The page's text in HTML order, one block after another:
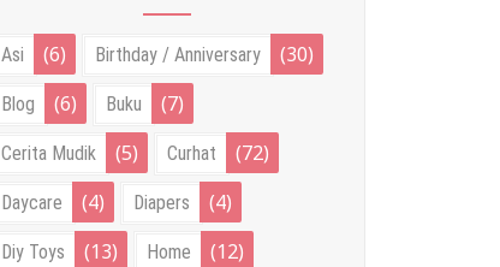
Asi (6) Birthday / Anniversary (30)
Blog (6) Buku (7)
Cerita Mudik (5) Curhat (72)
Daycare (4) Diapers (4)
Diy Toys (13) Home (12)